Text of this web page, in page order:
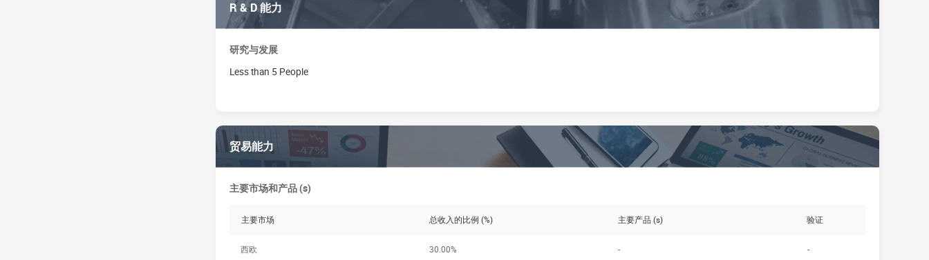
R & D 能力
研究与发展
Less than 5 People
贸易能力
主要市场和产品 (s)
主要市场 总收入的比例 (%) 主要产品 (s) 验证
西欧 30.00%